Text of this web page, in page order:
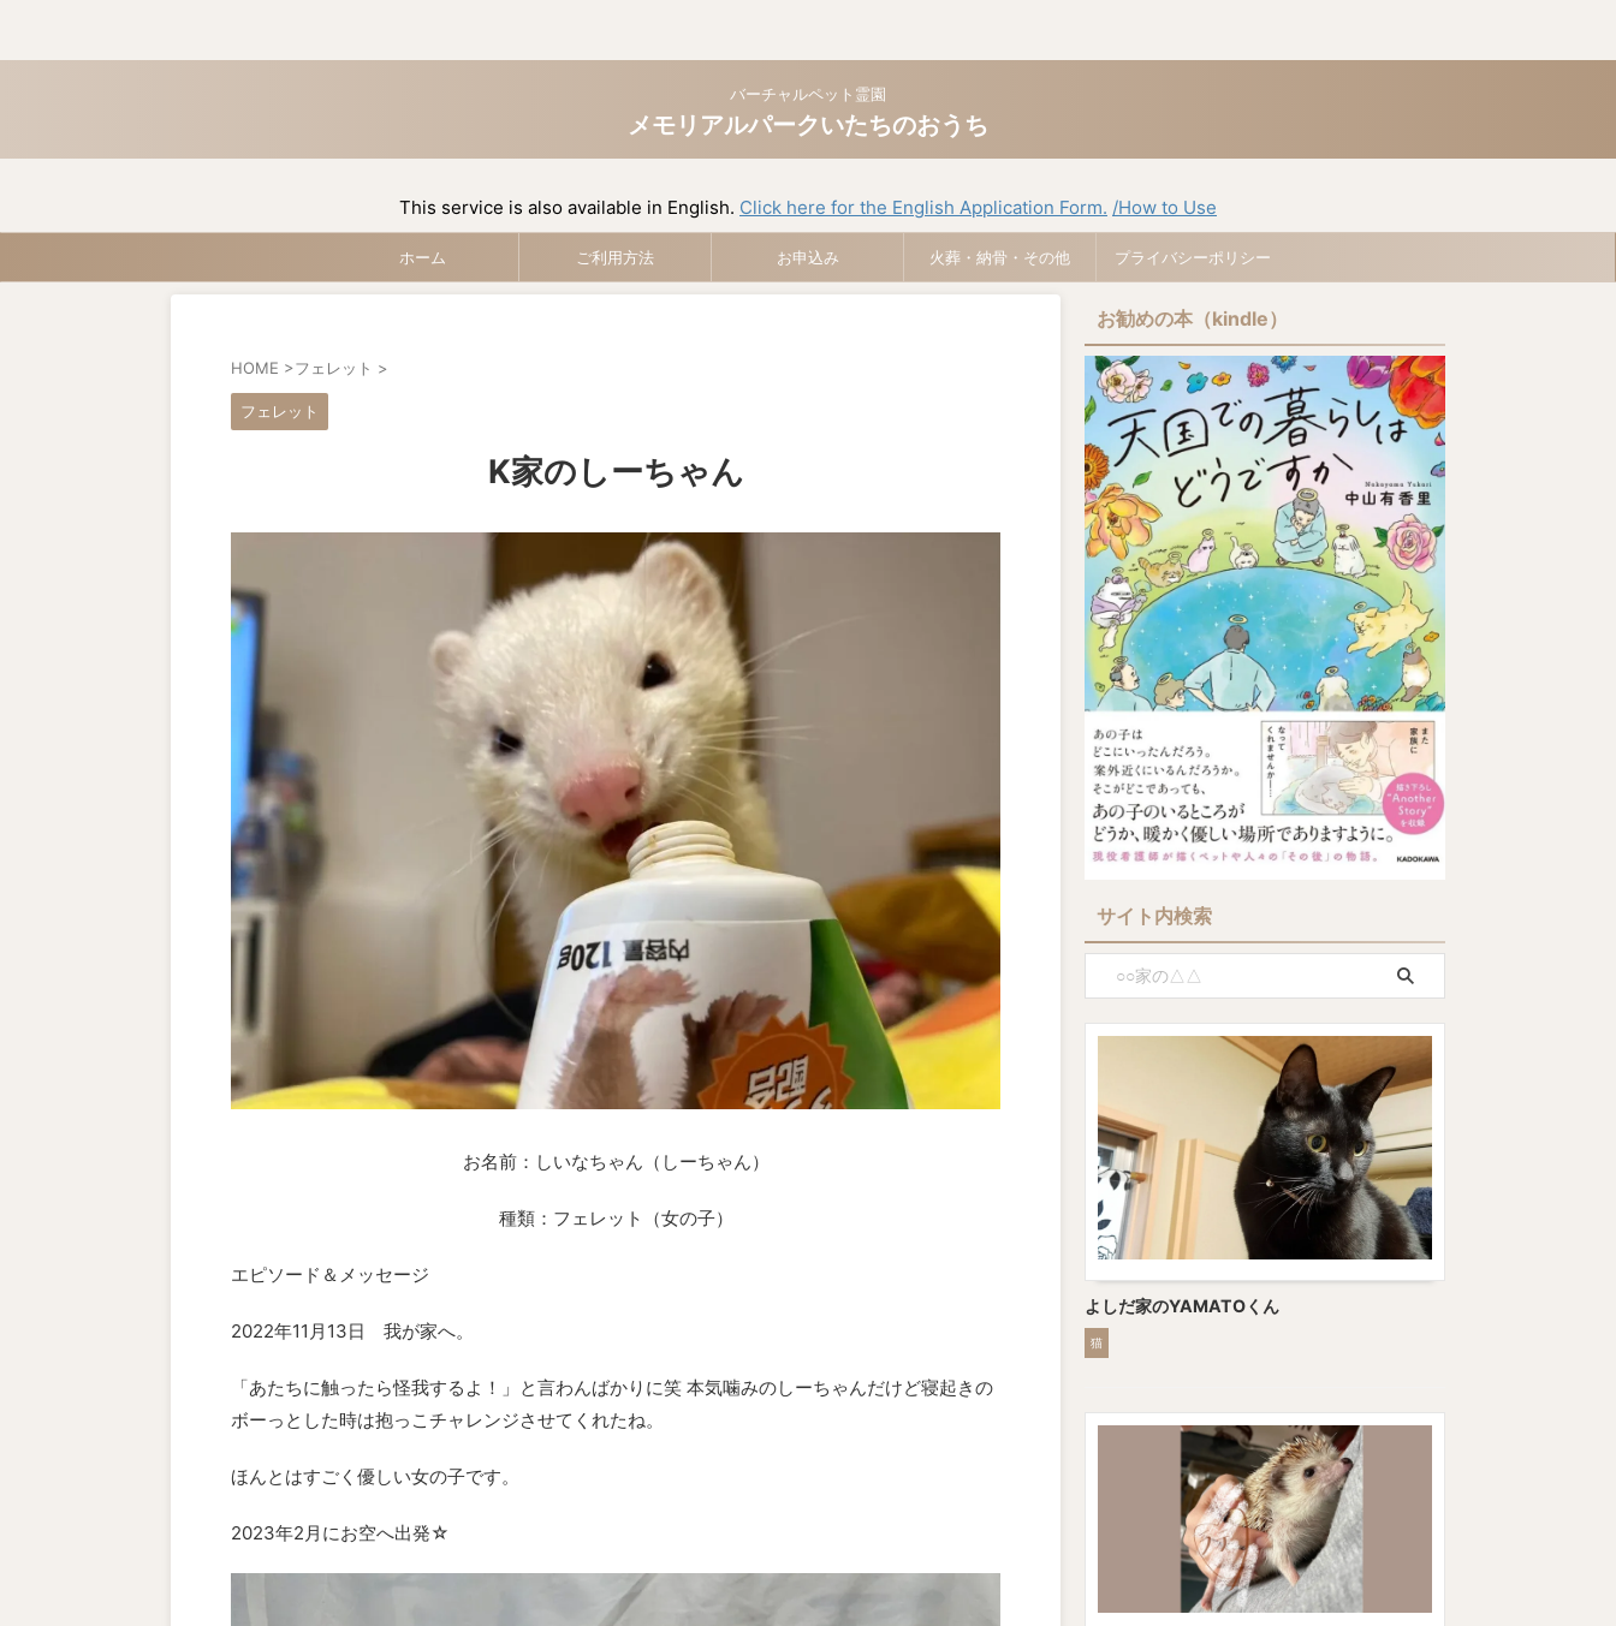
バーチャルペット霊園
メモリアルパークいたちのおうち
This service is also available in English. Click here for the English Application Form. /How to Use
ホーム ご利用方法 お申込み 火葬・納骨・その他 プライバシーポリシー
HOME >フェレット >
フェレット
K家のしーちゃん
お名前：しいなちゃん（しーちゃん）
種類：フェレット（女の子）
エピソード＆メッセージ
2022年11月13日 我が家へ。
「あたちに触ったら怪我するよ！」と言わんばかりに笑 本気噛みのしーちゃんだけど寝起きの
ボーっとした時は抱っこチャレンジさせてくれたね。
ほんとはすごく優しい女の子です。
2023年2月にお空へ出発☆
お勧めの本（kindle）
サイト内検索
よしだ家のYAMATOくん
猫